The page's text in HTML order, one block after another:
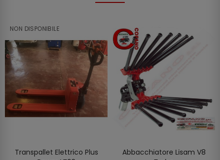
NON DISPONIBILE
SCOPRIRE
Transpallet Elettrico Plus
AGGIUNGI AL CARRELLO
Abbacchiatore Lisam V8